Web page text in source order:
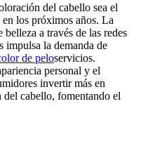
del cabello sea el
los próximos años. La
a través de las redes
impulsa la demanda de
de peloservicios.
personal y el
invertir más en
cabello, fomentando el